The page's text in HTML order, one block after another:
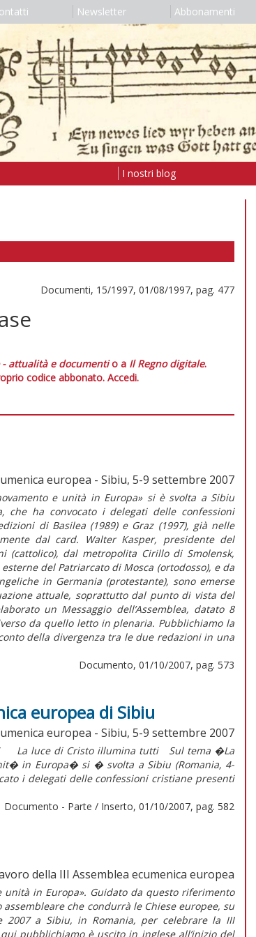
Newsletter Abbonamenti
I nostri blog
Documenti, 15/1997, 01/08/1997, pag. 477
- attualità e documentio a Il Regno digitale.
codice abbonato. Accedi.
europea - Sibiu, 5-9 settembre 2007
e unità in Europa» si è svolta a Sibiu
che ha convocato i delegati delle confessioni
di Basilea (1989) e Graz (1997), già nelle
dal card. Walter Kasper, presidente del
(cattolico), dal metropolita Cirillo di Smolensk,
del Patriarcato di Mosca (ortodosso), e da
in Germania (protestante), sono emerse
attuale, soprattutto dal punto di vista del
un Messaggio dell’Assemblea, datato 8
da quello letto in plenaria. Pubblichiamo la
della divergenza tra le due redazioni in una
Documento, 01/10/2007, pag. 573
europea di Sibiu
europea - Sibiu, 5-9 settembre 2007
La luce di Cristo illumina tutti Sul tema �La
in Europa� si � svolta a Sibiu (Romania, 4-
i delegati delle confessioni cristiane presenti
Documento - Parte / Inserto, 01/10/2007, pag. 582
della III Assemblea ecumenica europea
in Europa». Guidato da questo riferimento
che condurrà le Chiese europee, su
2007 a Sibiu, in Romania, per celebrare la III
pubblichiamo è uscito in inglese all’inizio del